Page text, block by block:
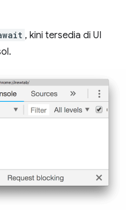
, kini tersedia di UI